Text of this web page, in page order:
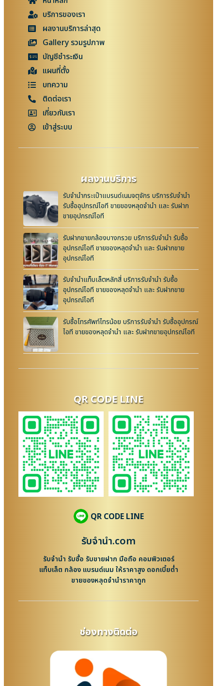
บริการของเรา
ผลงานบริการล่าสุด
Gallery รวมรูปภาพ
บัญชีชำระเงิน
แผนที่ตั้ง
บทความ
ติดต่อเรา
เกี่ยวกับเรา
เข้าสู่ระบบ
ผลงานบริการ
รับจำนำกระเป๋าแบรนด์เนมจตุจักร บริการรับจำนำ
รับซื้ออุปกรณ์ไอที ขายของหลุดจำนำ และ รับฝาก
ขายอุปกรณ์ไอที
รับฝากขายกล้องบางกรวย บริการรับจำนำ รับซื้อ
อุปกรณ์ไอที ขายของหลุดจำนำ และ รับฝากขาย
อุปกรณ์ไอที
รับจำนำแท็บเล็ตหลักสี่ บริการรับจำนำ รับซื้อ
อุปกรณ์ไอที ขายของหลุดจำนำ และ รับฝากขาย
อุปกรณ์ไอที
รับซื้อโทรศัพท์ไทรน้อย บริการรับจำนำ รับซื้ออุปกรณ์
ไอที ขายของหลุดจำนำ และ รับฝากขายอุปกรณ์ไอที
QR CODE LINE
QR CODE LINE
รับจํานํา.com
รับจำนำ รับซื้อ รับขายฝาก มือถือ คอมพิวเตอร์
แท็บเล็ต กล้อง แบรนด์เนม ให้ราคาสูง ดอกเบี้ยต่ำ
ขายของหลุดจำนำราคาถูก
ช่องทางติดต่อ